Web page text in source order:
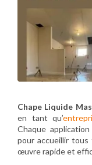
Chape Liquide
en tant qu’
Chaque
pour accueillir
œuvre rapide et